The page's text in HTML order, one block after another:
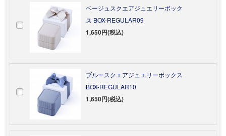
ベージュスクエアジュエリーボック
ス BOX-REGULAR09
1,650円(税込)
ブルースクエアジュエリーボックス
BOX-REGULAR10
1,650円(税込)